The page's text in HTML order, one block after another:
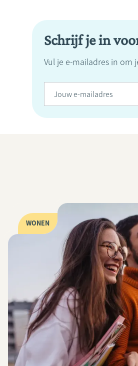
Schrijf je in
Vul je e-mailadres in om
WONEN